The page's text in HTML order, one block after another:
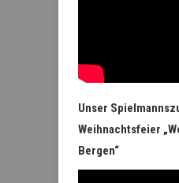
Unser
Weihnachtsfeier
Bergen“